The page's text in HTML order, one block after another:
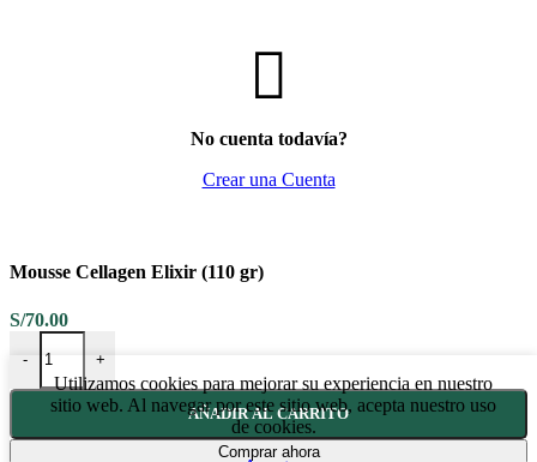
No cuenta todavía?
Crear una Cuenta
Utilizamos cookies para mejorar su experiencia en nuestro
sitio web. Al navegar por este sitio web, acepta nuestro uso
de cookies.
Mousse Cellagen Elixir (110 gr)
S/70.00
-
Mousse Cellagen Elixir (110 gr) cantidad
+
AÑADIR AL CARRITO
Comprar ahora